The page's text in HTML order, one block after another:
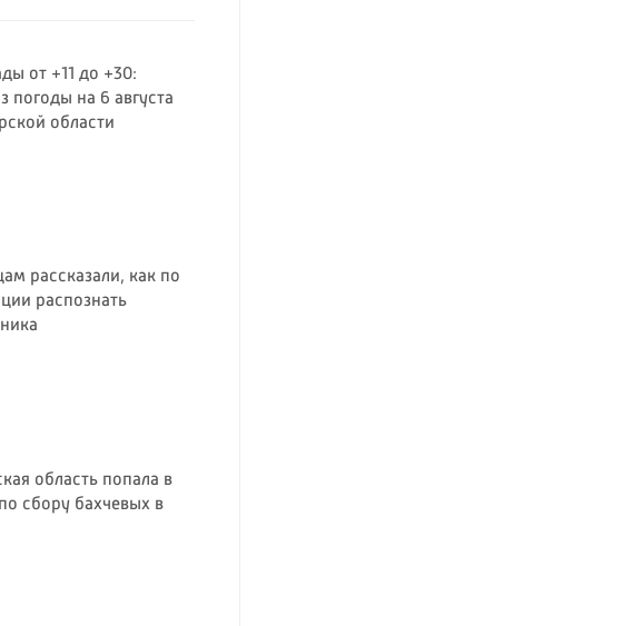
от +11 до +30:
погоды на 6 августа
области
рассказали, как по
распознать
область попала в
сбору бахчевых в